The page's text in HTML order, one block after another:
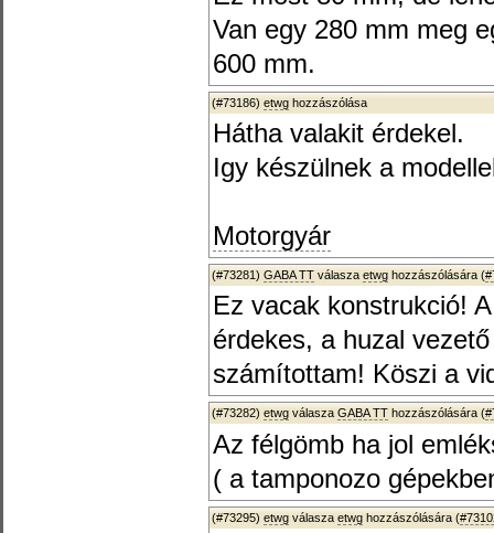
Van egy 280 mm meg
600 mm.
(#73186) etwg hozzászólása
Hátha valakit érdekel.
Igy készülnek a
Motorgyár
(#73281) GABA TT válasza etwg hozzászólására (
Ez vacak konstrukció!
érdekes, a huzal
számítottam! Köszi a
(#73282) etwg válasza GABA TT hozzászólására (
Az félgömb ha jol
( a tamponozo
(#73295) etwg válasza etwg hozzászólására (